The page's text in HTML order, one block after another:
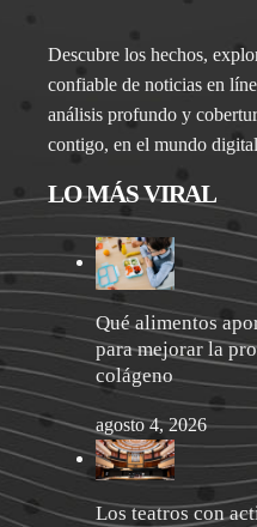
Descubre los hechos,
confiable de noticias en
análisis profundo y
contigo, en el mundo
LO MÁS VIRAL
Qué alimentos
para mejorar la
colágeno
agosto 4, 2026
Los teatros con